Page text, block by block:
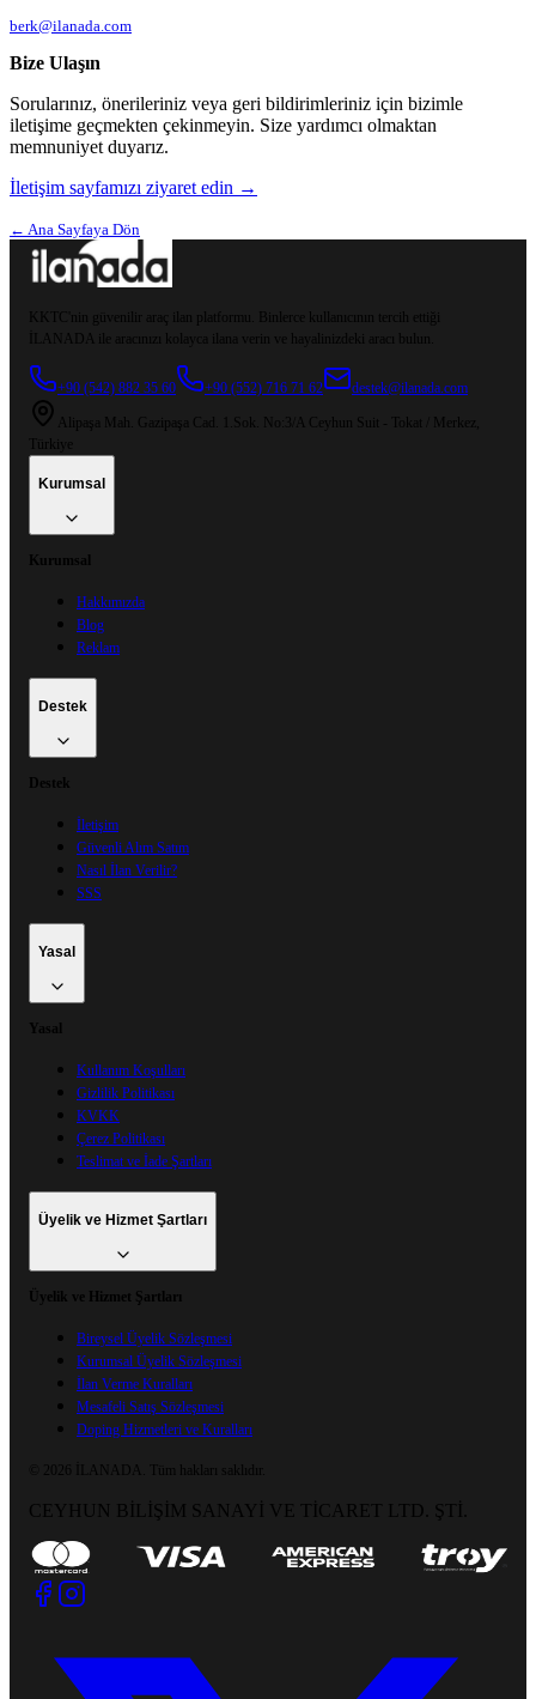
berk@ilanada.com
Bize Ulaşın
Sorularınız, önerileriniz veya geri bildirimleriniz için bizimle
iletişime geçmekten çekinmeyin. Size yardımcı olmaktan
memnuniyet duyarız.
İletişim sayfamızı ziyaret edin →
← Ana Sayfaya Dön
KKTC'nin güvenilir araç ilan platformu. Binlerce kullanıcının tercih ettiği
İLANADA ile aracınızı kolayca ilana verin ve hayalinizdeki aracı bulun.
+90 (542) 882 35 60 +90 (552) 716 71 62 destek@ilanada.com
Alipaşa Mah. Gazipaşa Cad. 1.Sok. No:3/A Ceyhun Suit - Tokat / Merkez,
Türkiye
Kurumsal
Kurumsal
Hakkımızda
Blog
Reklam
Destek
Destek
İletişim
Güvenli Alım Satım
Nasıl İlan Verilir?
SSS
Yasal
Yasal
Kullanım Koşulları
Gizlilik Politikası
KVKK
Çerez Politikası
Teslimat ve İade Şartları
Üyelik ve Hizmet Şartları
Üyelik ve Hizmet Şartları
Bireysel Üyelik Sözleşmesi
Kurumsal Üyelik Sözleşmesi
İlan Verme Kuralları
Mesafeli Satış Sözleşmesi
Doping Hizmetleri ve Kuralları
2026 İLANADA. Tüm hakları saklıdır.
CEYHUN BİLİŞİM SANAYİ VE TİCARET LTD. ŞTİ.